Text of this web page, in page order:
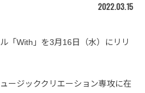
2022.03.15
「With」を3月16日（水）にリリ
ージッククリエーション専攻に在